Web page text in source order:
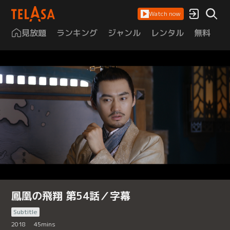
Watch now
見放題 ランキング ジャンル レンタル 無料
鳳凰の飛翔 第54話／字幕
Subtitle
2018
45mins